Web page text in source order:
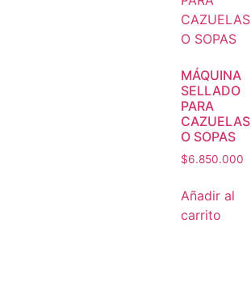
MÁQUINA
SELLADO
PARA
CAZUELAS
O SOPAS
$6.850.000
Añadir al
carrito